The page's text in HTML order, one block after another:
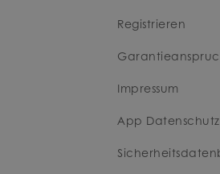
Registrieren
Impressum
App